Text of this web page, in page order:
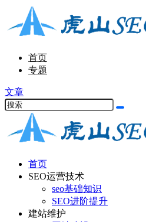
首页
专题
文章
首页
SEO运营技术
seo基础知识
SEO进阶提升
建站维护